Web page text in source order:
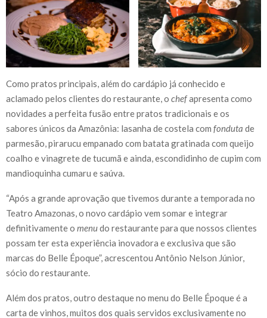
Como pratos principais, além do cardápio já conhecido e
aclamado pelos clientes do restaurante, o chefapresenta como
novidades a perfeita fusão entre pratos tradicionais e os
sabores únicos da Amazônia: lasanha de costela com fonduta de
parmesão, pirarucu empanado com batata gratinada com queijo
coalho e vinagrete de tucumã e ainda, escondidinho de cupim com
mandioquinha cumaru e saúva.
“Após a grande aprovação que tivemos durante a temporada no
Teatro Amazonas, o novo cardápio vem somar e integrar
definitivamente o menudo restaurante para que nossos clientes
possam ter esta experiência inovadora e exclusiva que são
marcas do Belle Époque”, acrescentou Antônio Nelson Júnior,
sócio do restaurante.
Além dos pratos, outro destaque no menu do Belle Époque é a
carta de vinhos, muitos dos quais servidos exclusivamente no